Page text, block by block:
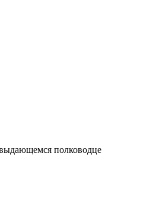
полководце